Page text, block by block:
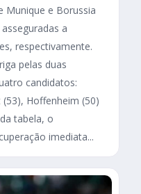
Munique e Borussia
a
respectivamente.
pelas duas
candidatos:
Hoffenheim (50)
tabela, o
imediata...